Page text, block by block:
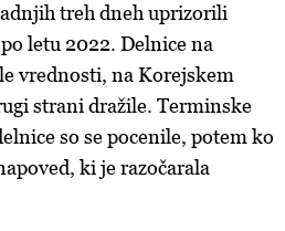
treh dneh uprizorili
letu 2022. Delnice na
vrednosti, na Korejskem
strani dražile. Terminske
so se pocenile, potem ko
ki je razočarala